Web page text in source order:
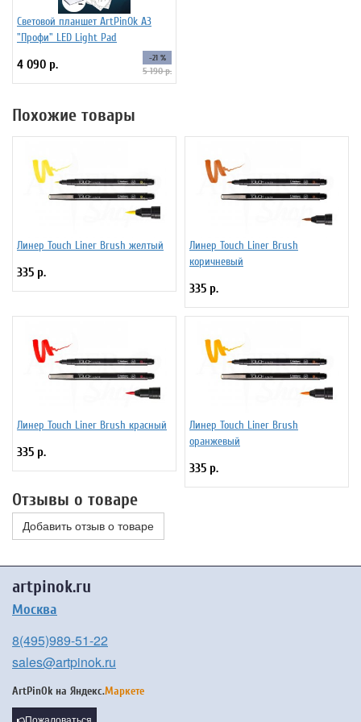
Световой планшет ArtPinOk А3
"Профи" LED Light Pad
4 090 р. -21 %
5 190 р.
Похожие товары
Линер Touch Liner Brush желтый
335 р.
Линер Touch Liner Brush
коричневый
335 р.
Линер Touch Liner Brush красный
335 р.
Линер Touch Liner Brush
оранжевый
335 р.
Отзывы о товаре
Добавить отзыв о товаре
artpinok.ru
Москва
8(495)989-51-22
sales@artpinok.ru
ArtPinOk на Яндекс.Маркете